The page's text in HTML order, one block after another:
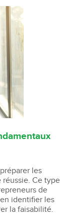
les
Ce type
de
identifier les
la faisabilité.